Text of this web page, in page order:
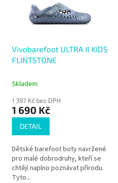
Vivobarefoot ULTRA II KIDS
FLINTSTONE
Skladem
1 397 Kč bez DPH
1 690 Kč
DETAIL
Dětské barefoot boty navržené
pro malé dobrodruhy, kteří se
chtějí naplno poznávat přírodu.
Tyto...